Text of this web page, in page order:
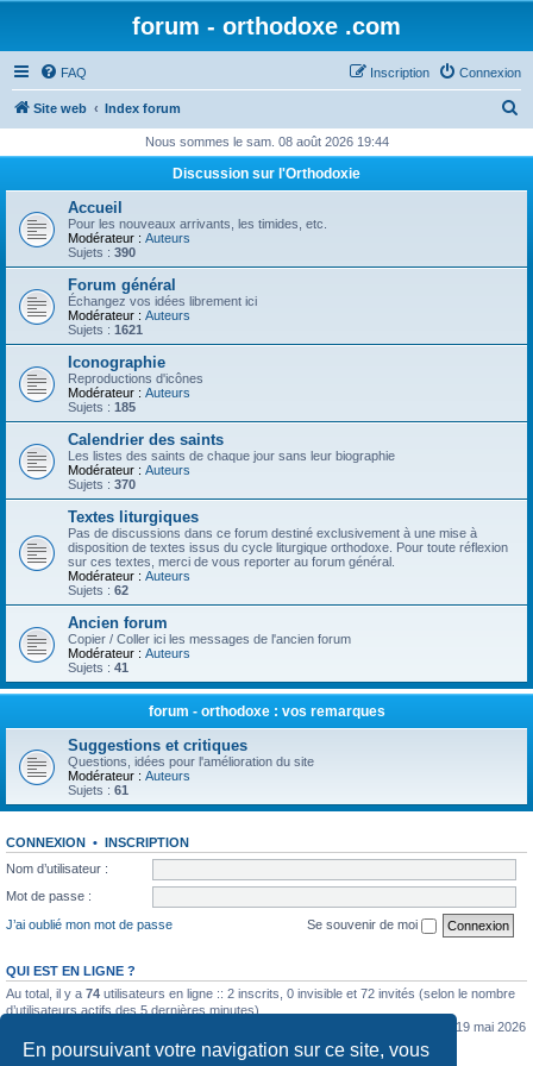
En poursuivant votre navigation sur ce site, vous
forum - orthodoxe .com
FAQ Connexion
Inscription
Site web Index forum
h
Nous sommes le sam. 08 août 2026 19:44
Discussion sur l'Orthodoxie
Accueil
Pour les nouveaux arrivants, les timides, etc.
Modérateur : Auteurs
Sujets : 390
Forum général
Échangez vos idées librement ici
Modérateur : Auteurs
Sujets : 1621
Iconographie
Reproductions d'icônes
Modérateur : Auteurs
Sujets : 185
Calendrier des saints
Les listes des saints de chaque jour sans leur biographie
Modérateur : Auteurs
Sujets : 370
Textes liturgiques
Pas de discussions dans ce forum destiné exclusivement à une mise à
disposition de textes issus du cycle liturgique orthodoxe. Pour toute réflexion
sur ces textes, merci de vous reporter au forum général.
Modérateur : Auteurs
Sujets : 62
Ancien forum
Copier / Coller ici les messages de l'ancien forum
Modérateur : Auteurs
Sujets : 41
forum - orthodoxe : vos remarques
Suggestions et critiques
Questions, idées pour l'amélioration du site
Modérateur : Auteurs
Sujets : 61
CONNEXION • INSCRIPTION
Nom d’utilisateur :
Mot de passe :
J’ai oublié mon mot de passe
Se souvenir de moi
QUI EST EN LIGNE ?
Au total, il y a 74 utilisateurs en ligne :: 2 inscrits, 0 invisible et 72 invités (selon le nombre
d’utilisateurs actifs des 5 dernières minutes)
le mar. 19 mai 2026
0:07